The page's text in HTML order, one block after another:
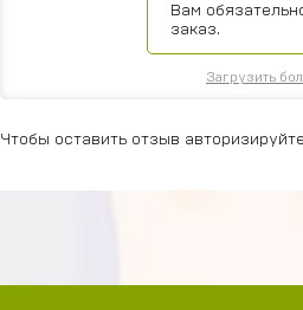
Вам
заказ.
Загрузить
Чтобы оставить отзыв